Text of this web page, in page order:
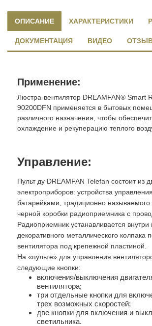
ОПИСАНИЕ ХАРАКТЕРИСТИКИ
ДОКУМЕНТАЦИЯ ВИДЕО
Применение:
Люстра-вентилятор DREAMFAN® Smart
90200DFN применяется в бытовых
различного назначения, чтобы
охлаждение и рекуперацию теплого
Управление:
Пульт ду DREAMFAN Telefan состоит из
электроприборов: устройства
батарейками, традиционно называемого
черной коробки радиоприемника с
Радиоприемник устанавливается внутри
декоративного металлического колпака
вентилятора под крепежной пластиной.
На «пульте» для управления
следующие кнопки:
включения/выключения
вентилятора;
три отдельные кнопки для
трех возможных скоростей;
две кнопки для включения и
светильника.